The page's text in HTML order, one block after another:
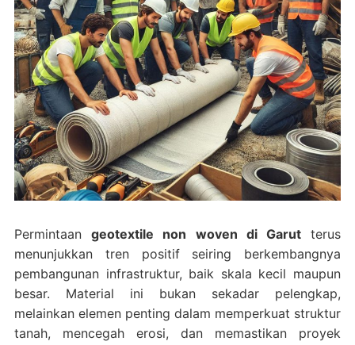
Permintaangeotextile non woven di Garutterus
menunjukkan tren positif seiring berkembangnya
pembangunan infrastruktur, baik skala kecil maupun
besar. Material ini bukan sekadar pelengkap,
melainkan elemen penting dalam memperkuat struktur
tanah, mencegah erosi, dan memastikan proyek